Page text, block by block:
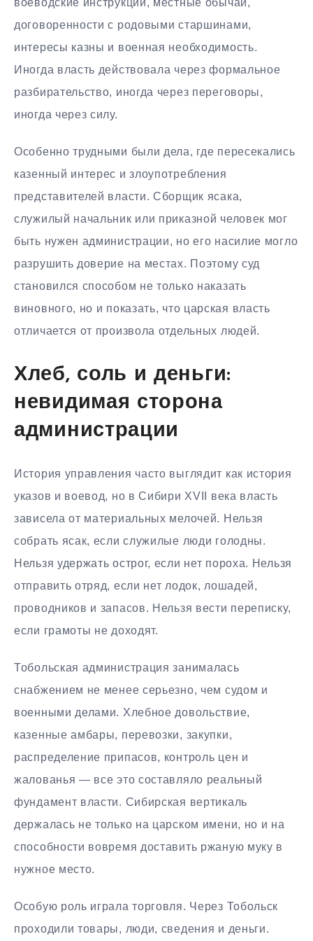
договоренности с родовыми старшинами,
интересы казны и военная необходимость.
Иногда власть действовала через формальное
разбирательство, иногда через переговоры,
иногда через силу.
Особенно трудными были дела, где пересекались
казенный интерес и злоупотребления
представителей власти. Сборщик ясака,
служилый начальник или приказной человек мог
быть нужен администрации, но его насилие могло
разрушить доверие на местах. Поэтому суд
становился способом не только наказать
виновного, но и показать, что царская власть
отличается от произвола отдельных людей.
Хлеб, соль и деньги:
невидимая сторона
администрации
История управления часто выглядит как история
указов и воевод, но в Сибири XVII века власть
зависела от материальных мелочей. Нельзя
собрать ясак, если служилые люди голодны.
Нельзя удержать острог, если нет пороха. Нельзя
отправить отряд, если нет лодок, лошадей,
проводников и запасов. Нельзя вести переписку,
если грамоты не доходят.
Тобольская администрация занималась
снабжением не менее серьезно, чем судом и
военными делами. Хлебное довольствие,
казенные амбары, перевозки, закупки,
распределение припасов, контроль цен и
жалованья — все это составляло реальный
фундамент власти. Сибирская вертикаль
держалась не только на царском имени, но и на
способности вовремя доставить ржаную муку в
нужное место.
Особую роль играла торговля. Через Тобольск
проходили товары, люди, сведения и деньги.